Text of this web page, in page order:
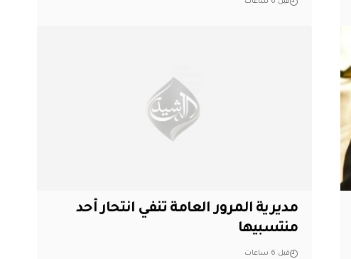
قبل 6 ساعات
مديرية المرور العامة تنفي انتحار أحد
منتسبيها
قبل 6 ساعات